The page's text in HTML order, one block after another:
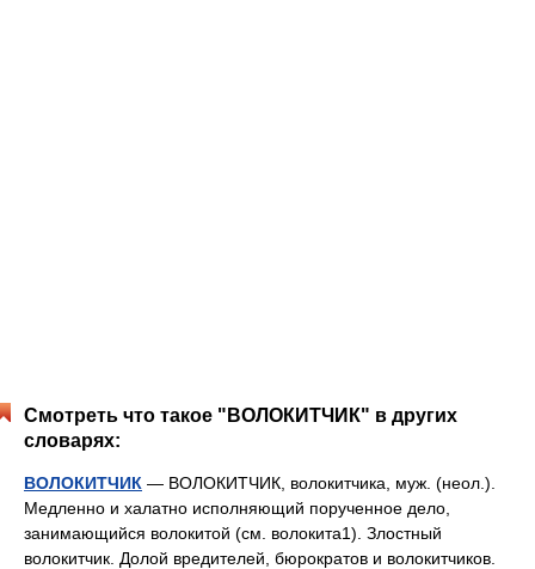
Смотреть что такое "ВОЛОКИТЧИК" в других
словарях:
ВОЛОКИТЧИК — ВОЛОКИТЧИК, волокитчика, муж. (неол.).
Медленно и халатно исполняющий порученное дело,
занимающийся волокитой (см. волокита1). Злостный
волокитчик. Долой вредителей, бюрократов и волокитчиков.